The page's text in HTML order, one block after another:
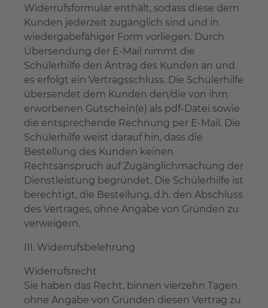
Widerrufsformular enthält, sodass diese dem
Kunden jederzeit zugänglich sind und in
wiedergabefähiger Form vorliegen. Durch
Übersendung der E-Mail nimmt die
Schülerhilfe den Antrag des Kunden an und
es erfolgt ein Vertragsschluss. Die Schülerhilfe
übersendet dem Kunden den/die von ihm
erworbenen Gutschein(e) als pdf-Datei sowie
die entsprechende Rechnung per E-Mail. Die
Schülerhilfe weist darauf hin, dass die
Bestellung des Kunden keinen
Rechtsanspruch auf Zugänglichmachung der
Dienstleistung begründet. Die Schülerhilfe ist
berechtigt, die Bestellung, d.h. den Abschluss
des Vertrages, ohne Angabe von Gründen zu
verweigern.
III. Widerrufsbelehrung
Widerrufsrecht
Sie haben das Recht, binnen vierzehn Tagen
ohne Angabe von Gründen diesen Vertrag zu